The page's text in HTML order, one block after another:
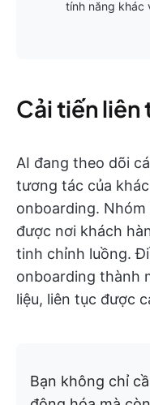
tính năng khác
Cải tiến liên
AI đang theo dõi
tương tác của
onboarding.
được nơi khách
tinh chỉnh luồng.
onboarding thành
liệu, liên tục được
Bạn không chỉ